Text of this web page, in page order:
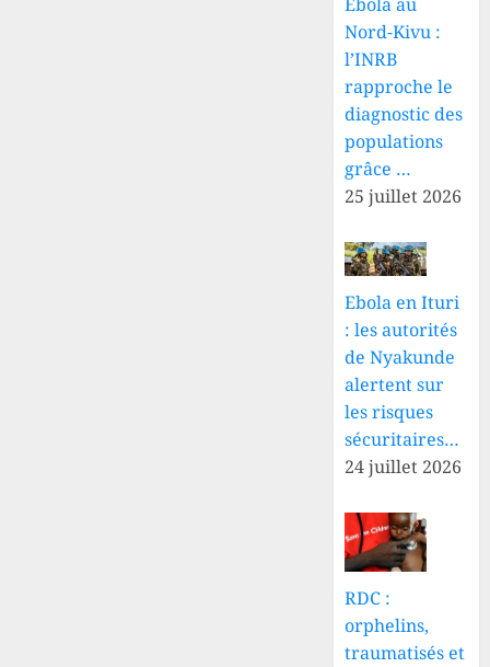
Nord-Kivu :
l’INRB
rapproche le
diagnostic des
populations
grâce …
25 juillet 2026
Ebola en Ituri
: les autorités
de Nyakunde
alertent sur
les risques
sécuritaires…
24 juillet 2026
RDC :
orphelins,
traumatisés et